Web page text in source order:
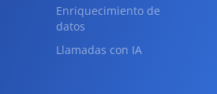
Enriquecimiento de
datos
Llamadas con IA